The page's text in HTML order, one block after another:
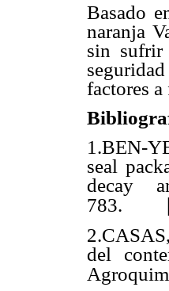
Basado
naranja
sin sufrir
factores
1.BEN-
seal
decay
783.
del